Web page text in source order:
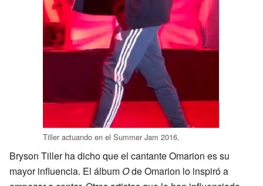
Tiller actuando en el Summer Jam 2016.
Bryson Tiller ha dicho que el cantante Omarion es su
mayor influencia. El álbum Ode Omarion lo inspiró a